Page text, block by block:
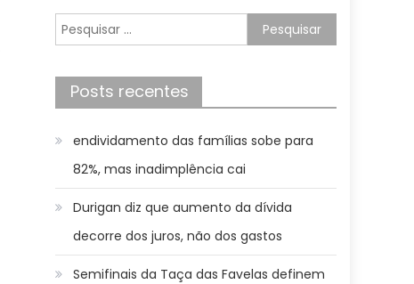
Pesquisar
por:
Posts recentes
endividamento das famílias sobe para
82%, mas inadimplência cai
Durigan diz que aumento da dívida
decorre dos juros, não dos gastos
Semifinais da Taça das Favelas definem